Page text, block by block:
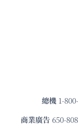
總機 1-
商業廣告 650-